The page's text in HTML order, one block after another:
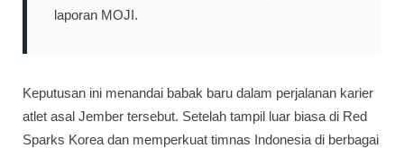
laporan MOJI.
Keputusan ini menandai babak baru dalam perjalanan karier
atlet asal Jember tersebut. Setelah tampil luar biasa di Red
Sparks Korea dan memperkuat timnas Indonesia di berbagai